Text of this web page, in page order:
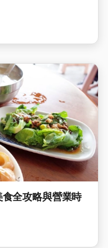
全攻略與營業時